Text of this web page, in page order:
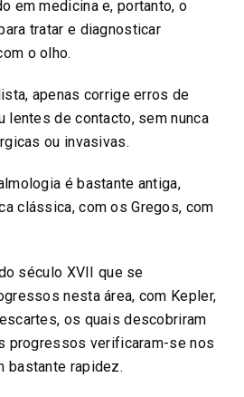
em medicina e, portanto, o
tratar e diagnosticar
o olho.
apenas corrige erros de
lentes de contacto, sem nunca
ou invasivas.
é bastante antiga,
clássica, com os Gregos, com
século XVII que se
nesta área, com Kepler,
os quais descobriram
progressos verificaram-se nos
bastante rapidez.